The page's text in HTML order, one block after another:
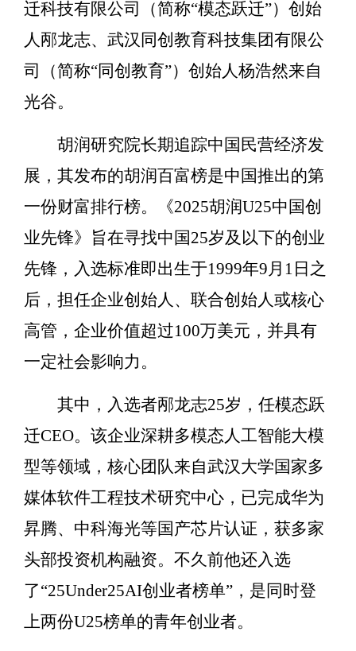
迁科技有限公司（简称“模态跃迁”）创始
人邴龙志、武汉同创教育科技集团有限公
司（简称“同创教育”）创始人杨浩然来自
光谷。
胡润研究院长期追踪中国民营经济发
展，其发布的胡润百富榜是中国推出的第
一份财富排行榜。《2025胡润U25中国创
业先锋》旨在寻找中国25岁及以下的创业
先锋，入选标准即出生于1999年9月1日之
后，担任企业创始人、联合创始人或核心
高管，企业价值超过100万美元，并具有
一定社会影响力。
其中，入选者邴龙志25岁，任模态跃
迁CEO。该企业深耕多模态人工智能大模
型等领域，核心团队来自武汉大学国家多
媒体软件工程技术研究中心，已完成华为
昇腾、中科海光等国产芯片认证，获多家
头部投资机构融资。不久前他还入选
了“25Under25AI创业者榜单”，是同时登
上两份U25榜单的青年创业者。